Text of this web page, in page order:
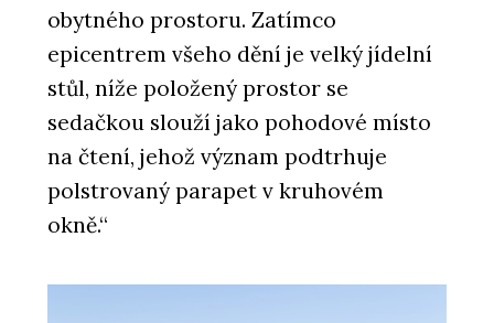
obytného prostoru. Zatímco
epicentrem všeho dění je velký jídelní
stůl, níže položený prostor se
sedačkou slouží jako pohodové místo
na čtení, jehož význam podtrhuje
polstrovaný parapet v kruhovém
okně.“